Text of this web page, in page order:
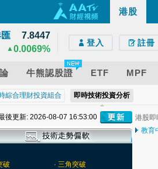
港股
7.8447
0.0069%
▲
登入 註冊
牛熊認股證 ETF MPF
綜合理財投資組合 即時技術投資分析
後更新: 2026-08-07 16:53:00
破
· 三角突破
港股即
教育